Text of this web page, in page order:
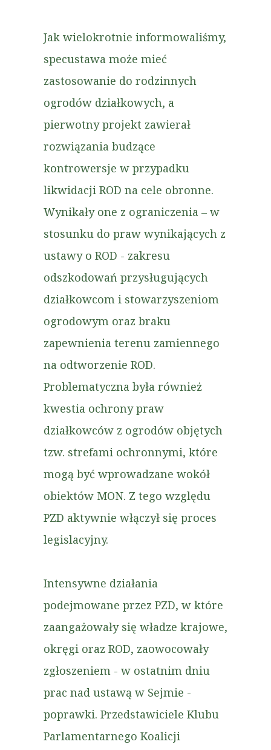
Jak wielokrotnie informowaliśmy,
specustawa może mieć
zastosowanie do rodzinnych
ogrodów działkowych, a
pierwotny projekt zawierał
rozwiązania budzące
kontrowersje w przypadku
likwidacji ROD na cele obronne.
Wynikały one z ograniczenia – w
stosunku do praw wynikających z
ustawy o ROD - zakresu
odszkodowań przysługujących
działkowcom i stowarzyszeniom
ogrodowym oraz braku
zapewnienia terenu zamiennego
na odtworzenie ROD.
Problematyczna była również
kwestia ochrony praw
działkowców z ogrodów objętych
tzw. strefami ochronnymi, które
mogą być wprowadzane wokół
obiektów MON. Z tego względu
PZD aktywnie włączył się proces
legislacyjny.
Intensywne działania
podejmowane przez PZD, w które
zaangażowały się władze krajowe,
okręgi oraz ROD, zaowocowały
zgłoszeniem - w ostatnim dniu
prac nad ustawą w Sejmie -
poprawki. Przedstawiciele Klubu
Parlamentarnego Koalicji